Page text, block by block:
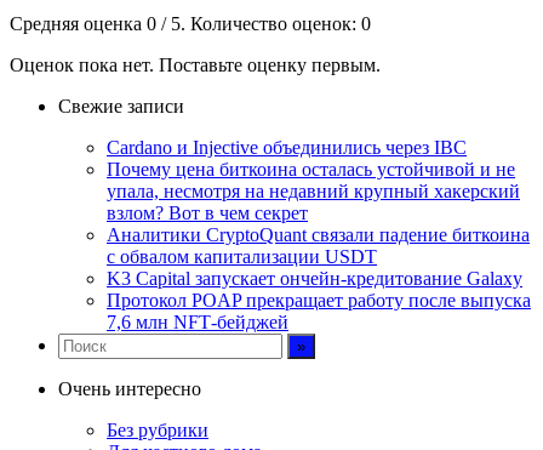
Средняя оценка 0 / 5. Количество оценок: 0
Оценок пока нет. Поставьте оценку первым.
Свежие записи
Cardano и Injective объединились через IBC
Почему цена биткоина осталась устойчивой и не
упала, несмотря на недавний крупный хакерский
взлом? Вот в чем секрет
Аналитики CryptoQuant связали падение биткоина
с обвалом капитализации USDT
K3 Capital запускает ончейн-кредитование Galaxy
Протокол POAP прекращает работу после выпуска
7,6 млн NFT‑бейджей
Очень интересно
Без рубрики